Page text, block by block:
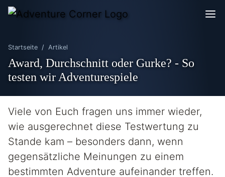
Startseite Artikel
Award, Durchschnitt oder Gurke? - So
testen wir Adventurespiele
Viele von Euch fragen uns immer wieder,
wie ausgerechnet diese Testwertung zu
Stande kam – besonders dann, wenn
gegensätzliche Meinungen zu einem
bestimmten Adventure aufeinander treffen.